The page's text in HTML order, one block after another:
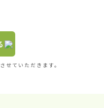
せていただきます。